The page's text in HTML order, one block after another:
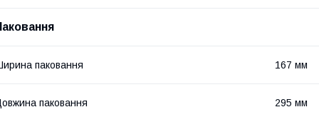
паковання 167 мм
паковання 295 мм